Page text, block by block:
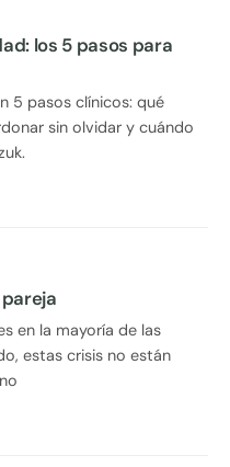
los 5 pasos para
5 pasos clínicos: qué
sin olvidar y cuándo
en la mayoría de las
estas crisis no están